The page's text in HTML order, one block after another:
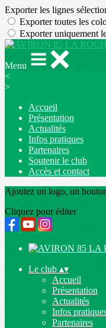
Exporter les lignes
Exporter toutes les
Exporter uniquement
Menu
<
>
Accueil
Présentation
Actualités
Infos pratiques
Partenaires
Soutenir le club
Accès et contact
Ajoutez un logo, un
Cliquez pour éditer
Le club ▴▾
Accueil
Présentation
Actualités
Infos
Partenaires